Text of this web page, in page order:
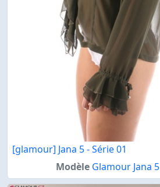
[glamour] Jana 5 - Série 01
Modèle Glamour Jana 5